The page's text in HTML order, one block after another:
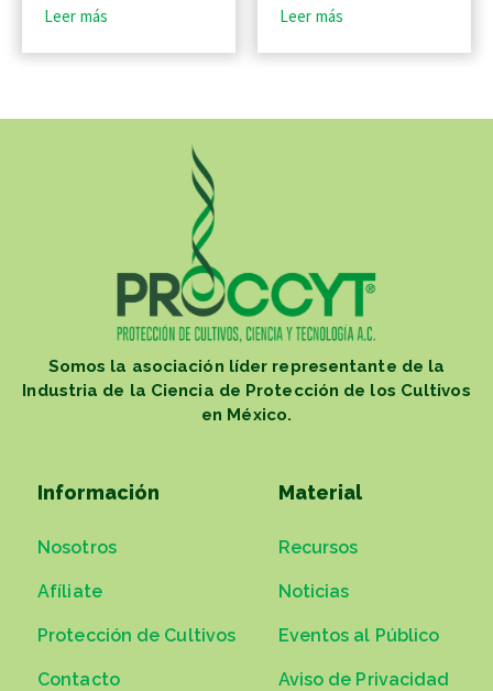
Leer más
Leer más
Somos la asociación líder representante de la
Industria de la Ciencia de Protección de los Cultivos
en México.
Información
Nosotros
Afíliate
Protección de Cultivos
Contacto
Material
Recursos
Noticias
Eventos al Público
Aviso de Privacidad